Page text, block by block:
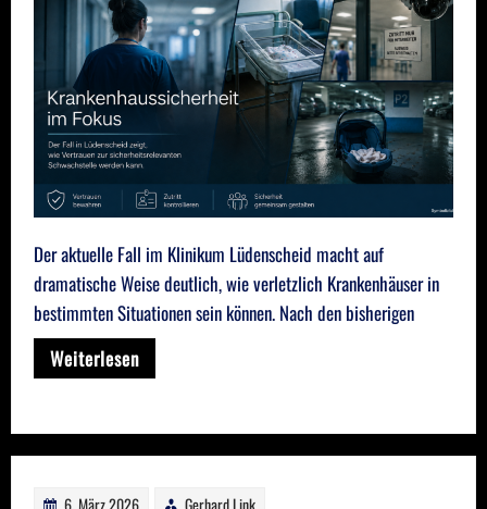
Der aktuelle Fall im Klinikum Lüdenscheid macht auf
dramatische Weise deutlich, wie verletzlich Krankenhäuser in
bestimmten Situationen sein können. Nach den bisherigen
Weiterlesen
6. März 2026 Gerhard Link